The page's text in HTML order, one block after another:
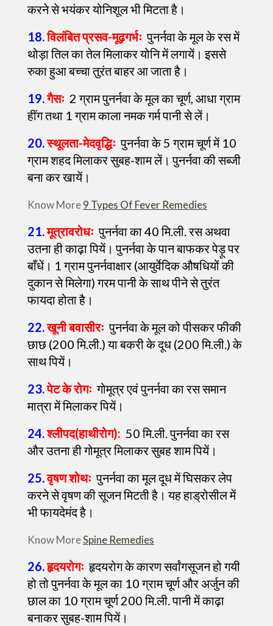
करने से भयंकर योनिशूल भी मिटता है।
18.विलंबित प्रसव-मूढ़गर्भः पुनर्नवा के मूल के रस में
थोड़ा तिल का तेल मिलाकर योनि में लगायें। इससे
रुका हुआ बच्चा तुरंत बाहर आ जाता है।
19.गैसः 2 ग्राम पुनर्नवा के मूल का चूर्ण, आधा ग्राम
हींग तथा 1 ग्राम काला नमक गर्म पानी से लें।
20.स्थूलता-मेदवृद्धिः पुनर्नवा के 5 ग्राम चूर्ण में 10
ग्राम शहद मिलाकर सुबह-शाम लें। पुनर्नवा की सब्जी
बना कर खायें।
Know More9 Types Of Fever Remedies
21.मूत्रावरोधः पुनर्नवा का 40 मि.ली. रस अथवा
उतना ही काढ़ा पियें। पुनर्नवा के पान बाफकर पेड़ू पर
बाँधें। 1 ग्राम पुनर्नवाक्षार (आयुर्वेदिक औषधियों की
दुकान से मिलेगा) गरम पानी के साथ पीने से तुरंत
फायदा होता है।
22.खूनी बवासीरः पुनर्नवा के मूल को पीसकर फीकी
छाछ (200 मि.ली.) या बकरी के दूध (200 मि.ली.) के
साथ पियें।
23.पेट के रोगः गोमूत्र एवं पुनर्नवा का रस समान
मात्रा में मिलाकर पियें।
24.श्लीपद(हाथीरोग): 50 मि.ली. पुनर्नवा का रस
और उतना ही गोमूत्र मिलाकर सुबह शाम पियें।
25.वृषण शोथः पुनर्नवा का मूल दूध में घिसकर लेप
करने से वृषण की सूजन मिटती है। यह हाड्रोसील में
भी फायदेमंद है।
Know MoreSpine Remedies
26.हृदयरोगः हृदयरोग के कारण सर्वांगसूजन हो गयी
हो तो पुनर्नवा के मूल का 10 ग्राम चूर्ण और अर्जुन की
छाल का 10 ग्राम चूर्ण 200 मि.ली. पानी में काढ़ा
बनाकर सुबह-शाम पियें।